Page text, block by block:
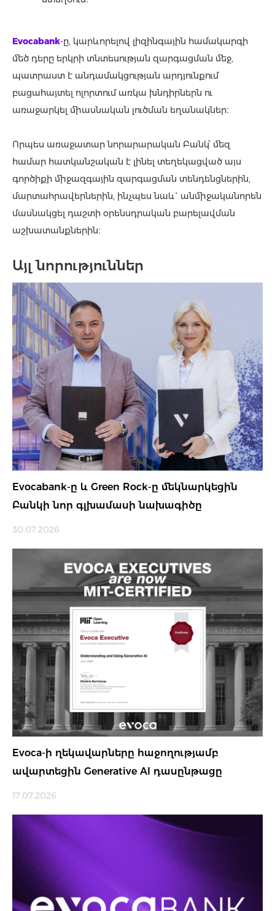
Evocabank-ը, կարևորելով լիզինգային համակարգի
մեծ դերը երկրի տնտեսության զարգացման մեջ,
պատրաստ է անդամակցության արդյունքում
բացահայտել ոլորտում առկա խնդիրներն ու
առաջարկել միասնական լուծման եղանակներ։
Որպես առաջատար նորարարական Բանկ՝ մեզ
համար հատկանշական է լինել տեղեկացված այս
գործիքի միջազգային զարգացման տենդենցներին,
մարտահրավերներին, ինչպես նաև` անմիջականորեն
մասնակցել դաշտի օրենսդրական բարելավման
աշխատանքներին։
Այլ նորություններ
Evocabank-ը և Green Rock-ը մեկնարկեցին
Բանկի նոր գլխամասի նախագիծը
30.07.2026
Evoca-ի ղեկավարները հաջողությամբ
ավարտեցին Generative AI դասընթացը
17.07.2026